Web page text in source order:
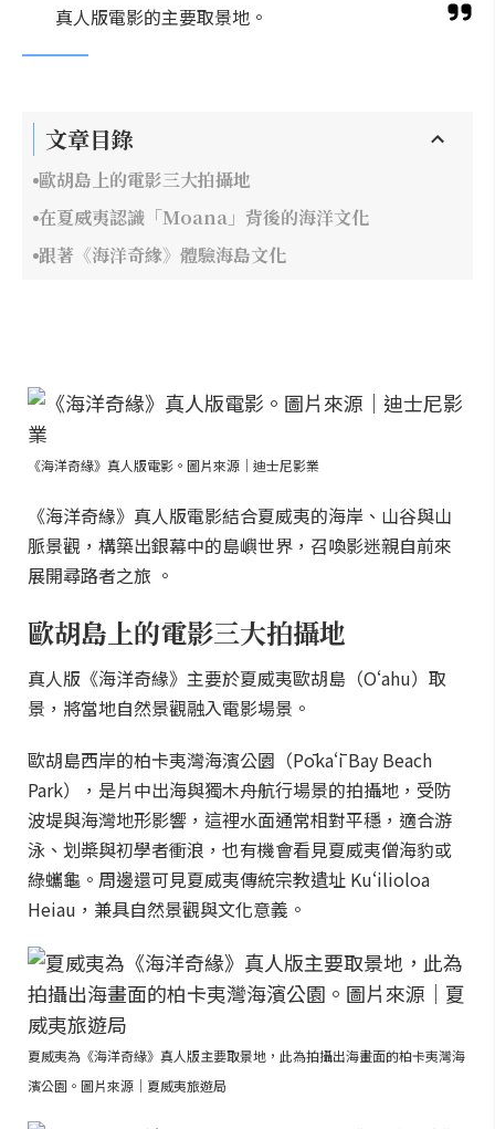
真人版電影的主要取景地。
文章目錄
歐胡島上的電影三大拍攝地
在夏威夷認識「Moana」背後的海洋文化
跟著《海洋奇緣》體驗海島文化
《海洋奇緣》真人版電影。圖片來源｜迪士尼影業
《海洋奇緣》真人版電影結合夏威夷的海岸、山谷與山
脈景觀，構築出銀幕中的島嶼世界，召喚影迷親自前來
展開尋路者之旅 。
歐胡島上的電影三大拍攝地
真人版《海洋奇緣》主要於夏威夷歐胡島（Oʻahu）取
景，將當地自然景觀融入電影場景。
歐胡島西岸的柏卡夷灣海濱公園（Pōkaʻī Bay Beach
Park），是片中出海與獨木舟航行場景的拍攝地，受防
波堤與海灣地形影響，這裡水面通常相對平穩，適合游
泳、划槳與初學者衝浪，也有機會看見夏威夷僧海豹或
綠蠵龜。周邊還可見夏威夷傳統宗教遺址 Kuʻilioloa
Heiau，兼具自然景觀與文化意義。
夏威夷為《海洋奇緣》真人版主要取景地，此為拍攝出海畫面的柏卡夷灣海
濱公園。圖片來源｜夏威夷旅遊局